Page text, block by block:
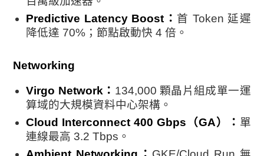
Predictive Latency Boost： 首 Token 延遲
降低達 70%；節點啟動快 4 倍。
Networking
Virgo Network： 134,000 顆晶片組成單一運
算域的大規模資料中心架構。
Cloud Interconnect 400 Gbps（GA）： 單
連線最高 3.2 Tbps。